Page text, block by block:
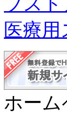
医療
ホー